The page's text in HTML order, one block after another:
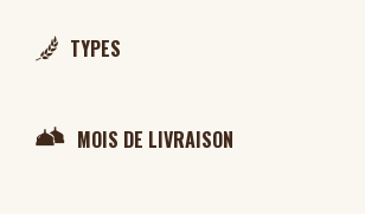
TYPES
MOIS DE LIVRAISON